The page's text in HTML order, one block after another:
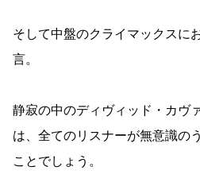
そして中盤のクライマックスに
言。
静寂の中のディヴィッド・カヴ
は、全てのリスナーが無意識の
ことでしょう。